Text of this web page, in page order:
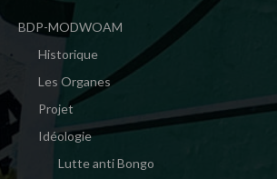
BDP-MODWOAM
Historique
Les Organes
Projet
Idéologie
Lutte anti Bongo